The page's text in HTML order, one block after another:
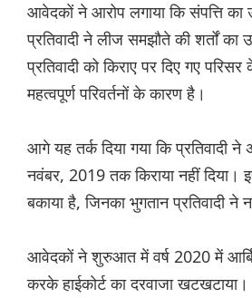
आवेदकों ने आरोप लगाया कि संपत्ति
प्रतिवादी ने लीज समझौते की शर्तों का
प्रतिवादी को किराए पर दिए गए
महत्वपूर्ण परिवर्तनों के कारण है।
आगे यह तर्क दिया गया कि प्रतिवादी
नवंबर, 2019 तक किराया नहीं
बकाया है, जिनका भुगतान प्रतिवादी ने
आवेदकों ने शुरुआत में वर्ष 2020 में
करके हाईकोर्ट का दरवाजा खटखटाया।